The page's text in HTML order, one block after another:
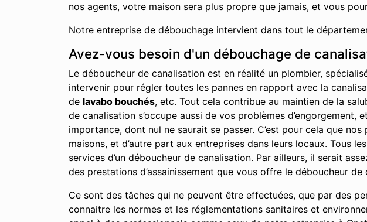
nos agents, votre maison sera plus propre que jamais, et vous
Notre entreprise de débouchage intervient dans tout le
Avez-vous besoin d'un débouchage de
Le déboucheur de canalisation est en réalité un plombier,
intervenir pour régler toutes les pannes en rapport avec la
de lavabo bouchés, etc. Tout cela contribue au maintien de la
de canalisation s’occupe aussi de vos problèmes d’engorgement,
importance, dont nul ne saurait se passer. C’est pour cela que
maisons, et d’autre part aux entreprises dans leurs locaux. Tous
services d’un déboucheur de canalisation. Par ailleurs, il serait
des prestations d’assainissement que vous offre le déboucheur
Ce sont des tâches qui ne peuvent être effectuées, que par des
connaitre les normes et les réglementations sanitaires et